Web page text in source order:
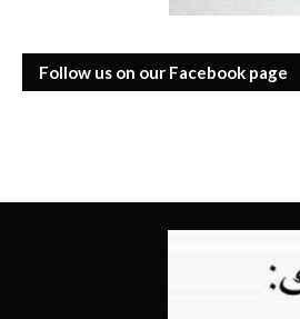
Follow us on our Facebook page